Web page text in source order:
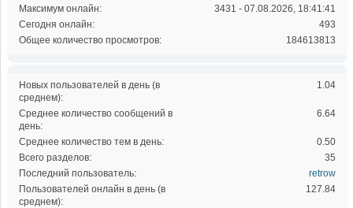
Максимум онлайн:
3431 - 07.08.2026, 18:41:41
Сегодня онлайн:
493
Общее количество просмотров:
184613813
Новых пользователей в день (в
среднем):
1.04
Среднее количество сообщений в
день:
6.64
Среднее количество тем в день:
0.50
Всего разделов:
35
Последний пользователь:
retrow
Пользователей онлайн в день (в
среднем):
127.84